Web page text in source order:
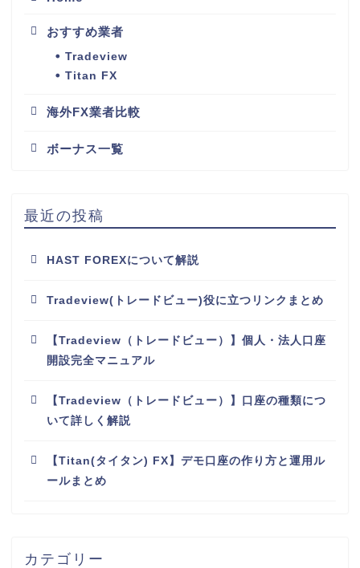
おすすめ業者
Tradeview
Titan FX
海外FX業者比較
ボーナス一覧
最近の投稿
HAST FOREXについて解説
Tradeview(トレードビュー)役に立つリンクまとめ
【Tradeview（トレードビュー）】個人・法人口座
開設完全マニュアル
【Tradeview（トレードビュー）】口座の種類につ
いて詳しく解説
【Titan(タイタン) FX】デモ口座の作り方と運用ル
ールまとめ
カテゴリー